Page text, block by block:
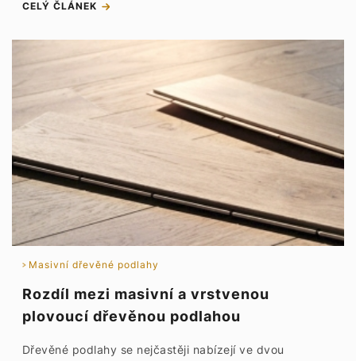
CELÝ ČLÁNEK
Masivní dřevěné podlahy
Rozdíl mezi masivní a vrstvenou
plovoucí dřevěnou podlahou
Dřevěné podlahy se nejčastěji nabízejí ve dvou